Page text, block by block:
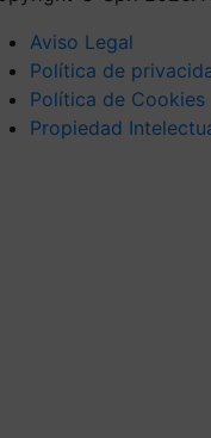
Aviso Legal
Política de
Política de Cookies
Propiedad